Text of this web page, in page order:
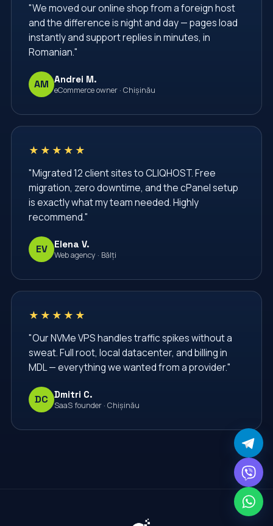
"We moved our online shop from a foreign host
and the difference is night and day — pages load
instantly and support replies in minutes, in
Romanian."
AM Andrei M.
eCommerce owner · Chișinău
★★★★★
"Migrated 12 client sites to CLIQHOST. Free
migration, zero downtime, and the cPanel setup
is exactly what my team needed. Highly
recommend."
EV Elena V.
Web agency · Bălți
★★★★★
"Our NVMe VPS handles traffic spikes without a
sweat. Full root, local datacenter, and billing in
MDL — everything we wanted from a provider."
DC Dmitri C.
SaaS founder · Chișinău